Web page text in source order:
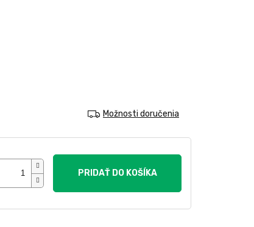
Možnosti doručenia
PRIDAŤ DO KOŠÍKA